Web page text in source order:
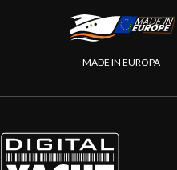
MADE IN EUROPA